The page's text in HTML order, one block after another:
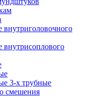
внутриголовочного
внутрисоплового
3-х трубные
смешения